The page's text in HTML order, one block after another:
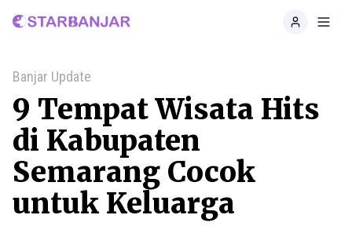
Home
Banjar Update
9 Tempat Wisata Hits
di Kabupaten
Semarang Cocok
untuk Keluarga